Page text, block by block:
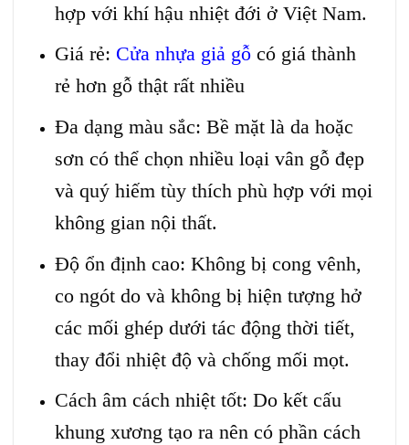
hợp với khí hậu nhiệt đới ở Việt Nam.
Giá rẻ: Cửa nhựa giả gỗ có giá thành
rẻ hơn gỗ thật rất nhiều
Đa dạng màu sắc: Bề mặt là da hoặc
sơn có thể chọn nhiều loại vân gỗ đẹp
và quý hiếm tùy thích phù hợp với mọi
không gian nội thất.
Độ ổn định cao: Không bị cong vênh,
co ngót do và không bị hiện tượng hở
các mối ghép dưới tác động thời tiết,
thay đổi nhiệt độ và chống mối mọt.
Cách âm cách nhiệt tốt: Do kết cấu
khung xương tạo ra nên có phần cách